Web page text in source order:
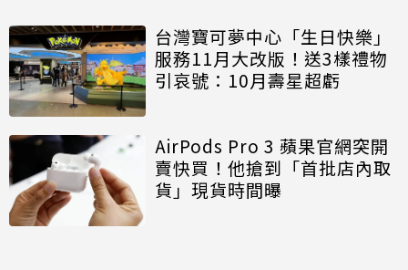
台灣寶可夢中心「生日快樂」
服務11月大改版！送3樣禮物
引哀號：10月壽星超虧
AirPods Pro 3 蘋果官網突開
賣快買！他搶到「首批店內取
貨」現貨時間曝